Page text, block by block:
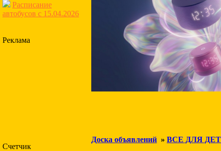
Расписание
автобусов с 15.04.2026
Реклама
Счетчик
Доска объявлений » ВСЕ ДЛЯ